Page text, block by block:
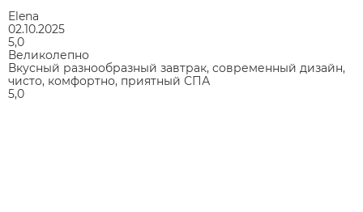
Elena
02.10.2025
5,0
Великолепно
Вкусный разнообразный завтрак, современный дизайн,
чисто, комфортно, приятный СПА
5,0